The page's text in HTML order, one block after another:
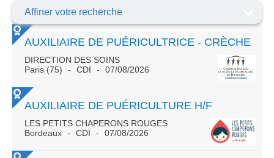
Affiner votre recherche
AUXILIAIRE DE PUÉRICULTRICE - CRÈCHE
DIRECTION DES SOINS
Paris (75)
CDI 07/08/2026
AUXILIAIRE DE PUÉRICULTURE H/F
LES PETITS CHAPERONS ROUGES
Bordeaux
CDI 07/08/2026